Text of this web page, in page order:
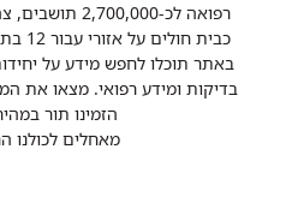
רפואה לכ-
כבית חולים על אזורי עבור 12 בתי חולים בצפון מדינת ישראל.
באתר תוכלו לחפש מידע על
בדיקות ומידע רפואי. מצאו את
הזמינו תור
מאחלים לכולנו